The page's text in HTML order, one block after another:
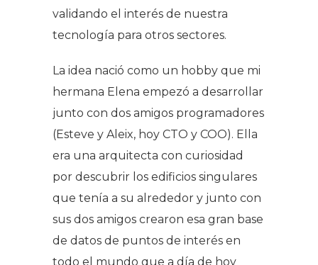
validando el interés de nuestra
tecnología para otros sectores.
La idea nació como un hobby que mi
hermana Elena empezó a desarrollar
junto con dos amigos programadores
(Esteve y Aleix, hoy CTO y COO). Ella
era una arquitecta con curiosidad
por descubrir los edificios singulares
que tenía a su alrededor y junto con
sus dos amigos crearon esa gran base
de datos de puntos de interés en
todo el mundo que a día de hoy